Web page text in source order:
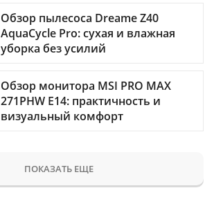
Обзор пылесоса Dreame Z40
AquaCycle Pro: сухая и влажная
уборка без усилий
Обзор монитора MSI PRO MAX
271PHW E14: практичность и
визуальный комфорт
ПОКАЗАТЬ ЕЩЕ